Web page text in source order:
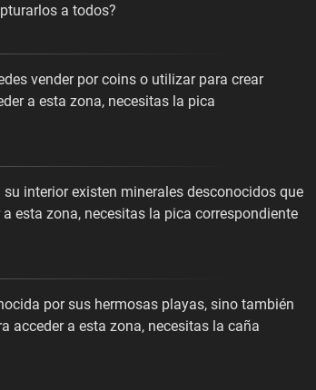
a todos?
vender por coins o utilizar para crear
a esta zona, necesitas la pica
interior existen minerales desconocidos que
esta zona, necesitas la pica correspondiente
por sus hermosas playas, sino también
acceder a esta zona, necesitas la caña